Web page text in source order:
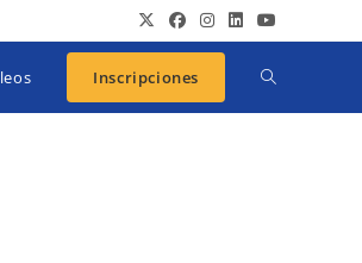
Inscripciones